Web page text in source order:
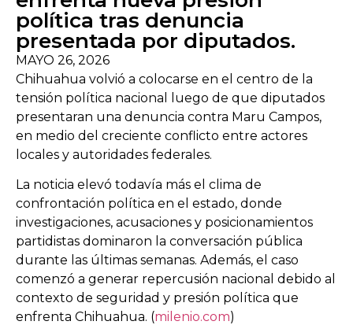
política tras denuncia
presentada por diputados.
MAYO 26, 2026
Chihuahua volvió a colocarse en el centro de la
tensión política nacional luego de que diputados
presentaran una denuncia contra Maru Campos,
en medio del creciente conflicto entre actores
locales y autoridades federales.
La noticia elevó todavía más el clima de
confrontación política en el estado, donde
investigaciones, acusaciones y posicionamientos
partidistas dominaron la conversación pública
durante las últimas semanas. Además, el caso
comenzó a generar repercusión nacional debido al
contexto de seguridad y presión política que
enfrenta Chihuahua. (milenio.com)